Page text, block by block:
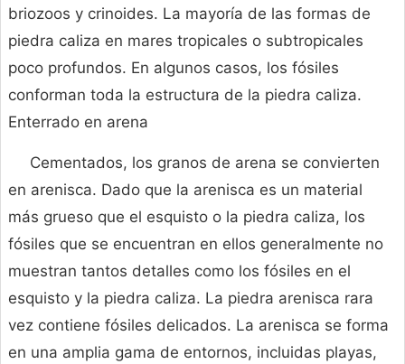
briozoos y crinoides. La mayoría de las formas de
piedra caliza en mares tropicales o subtropicales
poco profundos. En algunos casos, los fósiles
conforman toda la estructura de la piedra caliza.
Enterrado en arena
Cementados, los granos de arena se convierten
en arenisca. Dado que la arenisca es un material
más grueso que el esquisto o la piedra caliza, los
fósiles que se encuentran en ellos generalmente no
muestran tantos detalles como los fósiles en el
esquisto y la piedra caliza. La piedra arenisca rara
vez contiene fósiles delicados. La arenisca se forma
en una amplia gama de entornos, incluidas playas,